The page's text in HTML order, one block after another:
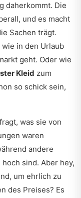
daherkommt. Die
und es macht
Sachen trägt.
in den Urlaub
geht. Oder wie
Kleid zum
so schick sein,
was sie von
waren
andere
sind. Aber hey,
um ehrlich zu
des Preises? Es